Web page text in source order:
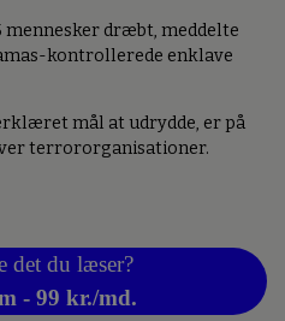
mennesker dræbt, meddelte
kontrollerede enklave
mål at udrydde, er på
terrororganisationer.
det du læser?
- 99 kr./md.